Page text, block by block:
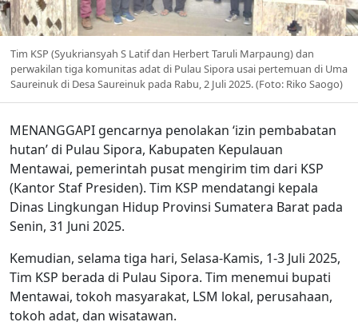
Tim KSP (Syukriansyah S Latif dan Herbert Taruli Marpaung) dan
perwakilan tiga komunitas adat di Pulau Sipora usai pertemuan di Uma
Saureinuk di Desa Saureinuk pada Rabu, 2 Juli 2025. (Foto: Riko Saogo)
MENANGGAPI gencarnya penolakan ‘izin pembabatan
hutan’ di Pulau Sipora, Kabupaten Kepulauan
Mentawai, pemerintah pusat mengirim tim dari KSP
(Kantor Staf Presiden). Tim KSP mendatangi kepala
Dinas Lingkungan Hidup Provinsi Sumatera Barat pada
Senin, 31 Juni 2025.
Kemudian, selama tiga hari, Selasa-Kamis, 1-3 Juli 2025,
Tim KSP berada di Pulau Sipora. Tim menemui bupati
Mentawai, tokoh masyarakat, LSM lokal, perusahaan,
tokoh adat, dan wisatawan.